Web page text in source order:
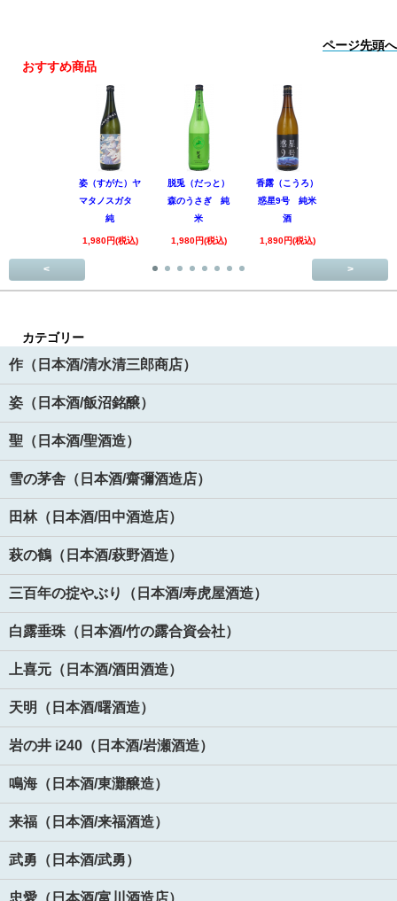
ページ先頭へ
おすすめ商品
姿（すがた）ヤ
マタノスガタ
純
1,980円(税込)
脱兎（だっと）
森のうさぎ 純
米
1,980円(税込)
香露（こうろ）
惑星9号 純米
酒
1,890円(税込)
< >
カテゴリー
作（日本酒/清水清三郎商店）
姿（日本酒/飯沼銘醸）
聖（日本酒/聖酒造）
雪の茅舎（日本酒/齋彌酒造店）
田林（日本酒/田中酒造店）
萩の鶴（日本酒/萩野酒造）
三百年の掟やぶり（日本酒/寿虎屋酒造）
白露垂珠（日本酒/竹の露合資会社）
上喜元（日本酒/酒田酒造）
天明（日本酒/曙酒造）
岩の井 i240（日本酒/岩瀬酒造）
鳴海（日本酒/東灘醸造）
来福（日本酒/来福酒造）
武勇（日本酒/武勇）